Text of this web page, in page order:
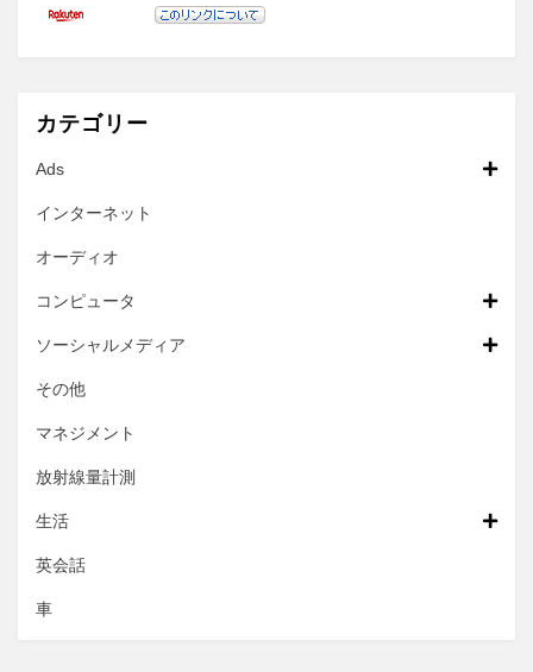
カテゴリー
Ads
インターネット
オーディオ
コンピュータ
ソーシャルメディア
その他
マネジメント
放射線量計測
生活
英会話
車